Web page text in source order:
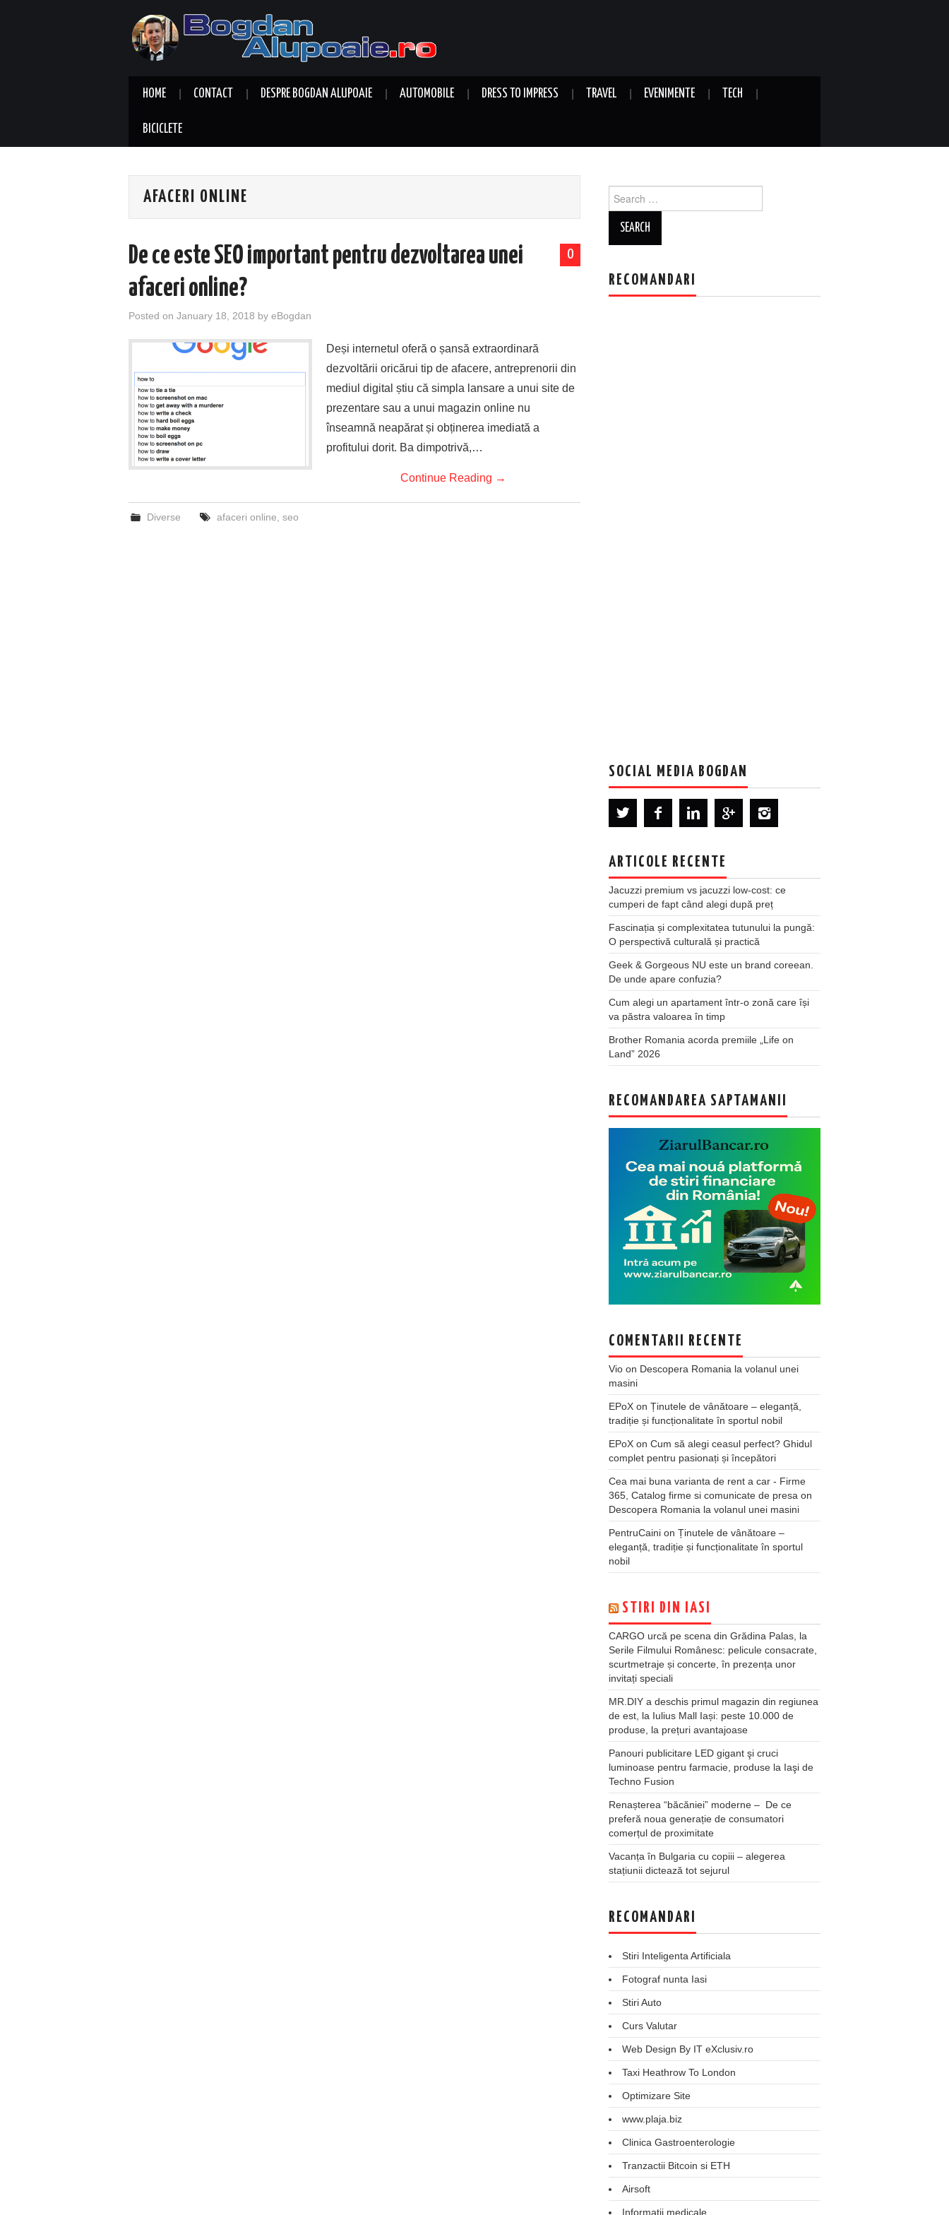
HOME CONTACT DESPRE BOGDAN ALUPOAIE AUTOMOBILE DRESS TO IMPRESS TRAVEL EVENIMENTE TECH
BICICLETE
AFACERI ONLINE
0
De ce este SEO important pentru dezvoltarea unei
afaceri online?
Posted on January 18, 2018 by eBogdan
Deși internetul oferă o șansă extraordinară
dezvoltării oricărui tip de afacere, antreprenorii din
mediul digital știu că simpla lansare a unui site de
prezentare sau a unui magazin online nu
înseamnă neapărat și obținerea imediată a
profitului dorit. Ba dimpotrivă,…
Continue Reading →
Diverse afaceri online seo
for:
RECOMANDARI
SOCIAL MEDIA BOGDAN
ARTICOLE RECENTE
Jacuzzi premium vs jacuzzi low-cost: ce
cumperi de fapt când alegi după preț
Fascinația și complexitatea tutunului la pungă:
O perspectivă culturală și practică
Geek & Gorgeous NU este un brand coreean.
De unde apare confuzia?
Cum alegi un apartament într-o zonă care își
va păstra valoarea în timp
Brother Romania acorda premiile „Life on
Land” 2026
RECOMANDAREA SAPTAMANII
COMENTARII RECENTE
Vio on Descopera Romania la volanul unei
masini
EPoX on Ținutele de vânătoare – eleganță,
tradiție și funcționalitate în sportul nobil
EPoX on Cum să alegi ceasul perfect? Ghidul
complet pentru pasionați și începători
Cea mai buna varianta de rent a car - Firme
365, Catalog firme si comunicate de presa on
Descopera Romania la volanul unei masini
PentruCaini on Ținutele de vânătoare –
eleganță, tradiție și funcționalitate în sportul
nobil
STIRI DIN IASI
CARGO urcă pe scena din Grădina Palas, la
Serile Filmului Românesc: pelicule consacrate,
scurtmetraje și concerte, în prezența unor
invitați speciali
MR.DIY a deschis primul magazin din regiunea
de est, la Iulius Mall Iași: peste 10.000 de
produse, la prețuri avantajoase
Panouri publicitare LED gigant şi cruci
luminoase pentru farmacie, produse la Iaşi de
Techno Fusion
Renașterea “băcăniei” moderne – De ce
preferă noua generație de consumatori
comerțul de proximitate
Vacanța în Bulgaria cu copiii – alegerea
stațiunii dictează tot sejurul
RECOMANDARI
Stiri Inteligenta Artificiala
Fotograf nunta Iasi
Stiri Auto
Curs Valutar
Web Design By IT eXclusiv.ro
Taxi Heathrow To London
Optimizare Site
www.plaja.biz
Clinica Gastroenterologie
Tranzactii Bitcoin si ETH
Airsoft
Informatii medicale